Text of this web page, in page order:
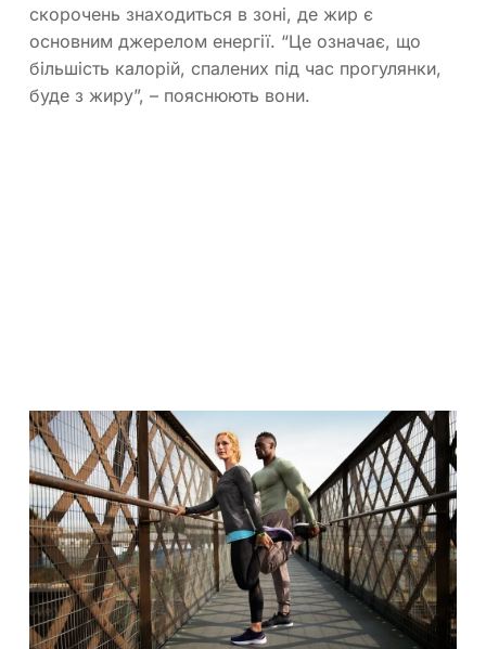
скорочень знаходиться в зоні, де жир є
основним джерелом енергії. “Це означає, що
більшість калорій, спалених під час прогулянки,
буде з жиру”, – пояснюють вони.